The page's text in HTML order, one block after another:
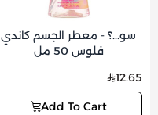
سو...؟ - معطر الجسم كاندي
فلوس 50 مل
12.65
Add To Cart